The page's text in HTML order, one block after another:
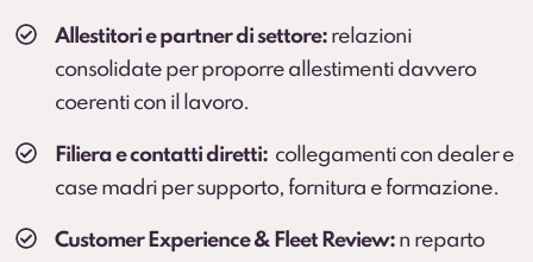
danni all’interno del vano di carico e sulle parti
soggette a usura chenon sono coperte dalla
Kasko.
Scopri di più
Allestitori e partner di settore: relazioni
consolidate per proporre allestimenti davvero
coerenti con il lavoro.
Filiera e contatti diretti: collegamenti con dealer e
case madri per supporto, fornitura e formazione.
Customer Experience & Fleet Review: n reparto